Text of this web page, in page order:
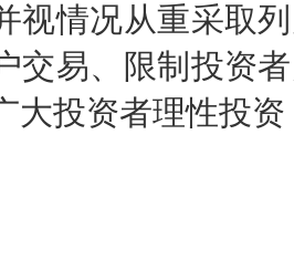
视情况从重采取
交易、限制投资
大投资者理性投